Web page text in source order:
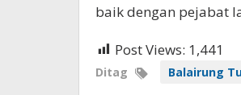
baik dengan pejabat
Post Views: 1,441
Ditag Balairung